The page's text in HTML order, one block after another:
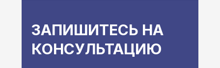
ЗАПИШИТЕСЬ НА
КОНСУЛЬТАЦИЮ